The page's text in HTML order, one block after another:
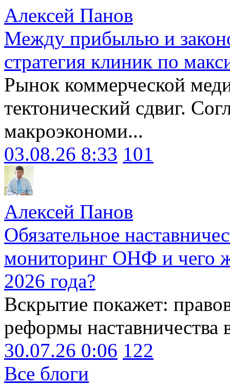
Алексей Панов
Между прибылью и
стратегия клиник по
Рынок коммерческой
тектонический сдвиг.
макроэкономи...
03.08.26 8:33 101
Алексей Панов
Обязательное
мониторинг ОНФ и чего
2026 года?
Вскрытие покажет:
реформы наставничества
30.07.26 0:06 122
Все блоги